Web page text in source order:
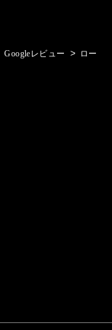
Googleレビュー >
ロー